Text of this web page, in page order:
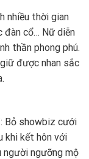
nhiều thời gian
đàn cổ… Nữ diễn
thần phong phú.
được nhan sắc
Bỏ showbiz cưới
khi kết hôn với
người ngưỡng mộ